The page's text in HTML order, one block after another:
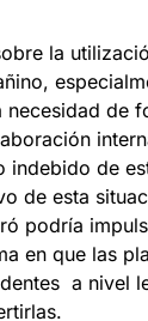
la
necesidad de
indebido de
de esta
podría
en que las
a nivel